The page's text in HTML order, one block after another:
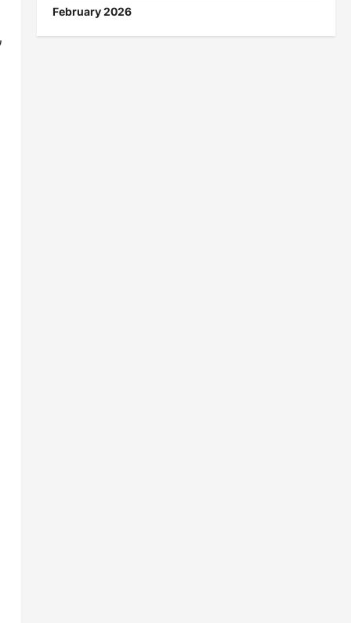
February 2026